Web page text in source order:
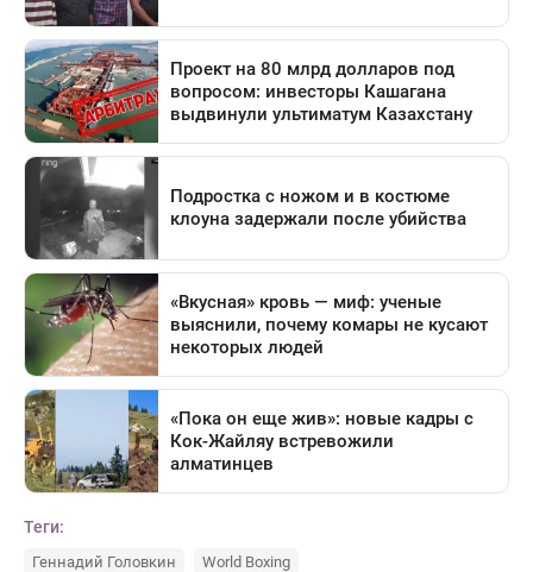
Теги:
Геннадий Головкин
World Boxing